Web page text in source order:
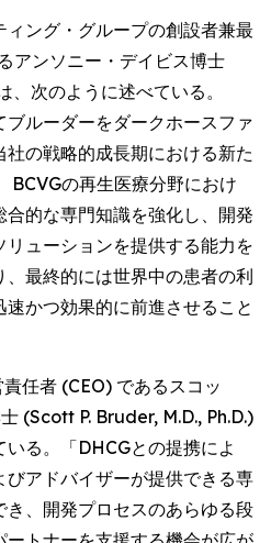
ィング・グループの創設者兼最
アンソニー・デイビス博士
次のように述べている。
ブルーダーをダークホースファ
社の戦略的成長期における新た
BCVGの再生医療分野におけ
的な専門知識を強化し、開発
ューションを提供する能力を
最終的には世界中の患者の利
かつ効果的に前進させること
任者 (CEO) であるスコッ
(Scott P. Bruder, M.D., Ph.D.)
る。「DHCGとの提携によ
びアドバイザーが提供できる専
、開発プロセスのあらゆる段